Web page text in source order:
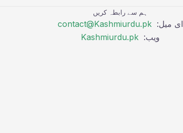
ہم سے رابطہ کریں
ای میل: contact@Kashmiurdu.pk
ویب: Kashmiurdu.pk